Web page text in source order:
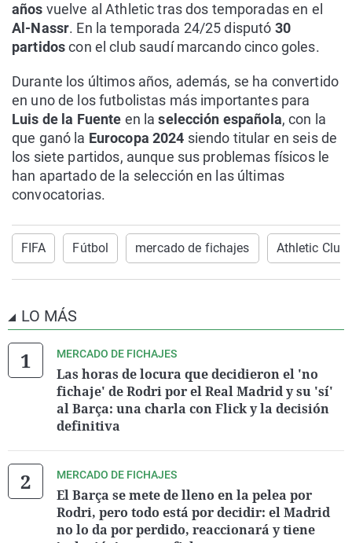
años vuelve al Athletic tras dos temporadas en el
Al-Nassr. En la temporada 24/25 disputó 30
partidoscon el club saudí marcando cinco goles.
Durante los últimos años, además, se ha convertido
en uno de los futbolistas más importantes para
Luis de la Fuente en la selección española, con la
que ganó la Eurocopa 2024 siendo titular en seis de
los siete partidos, aunque sus problemas físicos le
han apartado de la selección en las últimas
convocatorias.
FIFA Fútbol mercado de fichajes Athletic Club
LO MÁS
MERCADO DE FICHAJES
Las horas de locura que decidieron el 'no
fichaje' de Rodri por el Real Madrid y su 'sí'
al Barça: una charla con Flick y la decisión
definitiva
MERCADO DE FICHAJES
El Barça se mete de lleno en la pelea por
Rodri, pero todo está por decidir: el Madrid
no lo da por perdido, reaccionará y tiene